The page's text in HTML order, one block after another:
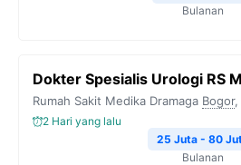
Bulanan
Dokter Spesialis Urologi RS
Rumah Sakit Medika Dramaga Bogor,
2 Hari yang lalu
25 Juta - 80
Bulanan